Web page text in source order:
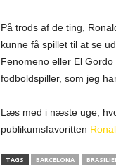
På trods af de ting,
kunne få spillet til at se
Fenomeno eller El
fodboldspiller, som jeg
Læs med i næste uge,
publikumsfavoritten
TAGS BARCELONA